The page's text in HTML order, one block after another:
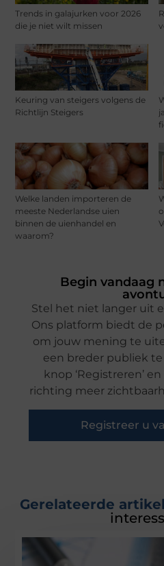
Trends in galajurken voor 2026
die je niet wilt missen
Keuring van steigers volgens de
Richtlijn Steigers
Welke landen importeren de
meeste Nederlandse uien
binnen de uienhandel en
waarom?
Begin vandaag
Stel het niet langer uit
Ons platform biedt de
om jouw mening te
een breder publiek
knop ‘Registreren’
richting meer
Registreer u
Gerelateerde